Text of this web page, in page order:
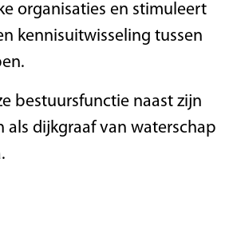
organisaties en stimuleert
kennisuitwisseling tussen
bestuursfunctie naast zijn
als dijkgraaf van waterschap